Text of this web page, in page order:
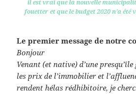
il est vrai que la nouvelle
fouetter et que le budget 2020 n’a été
Le premier message de notre
Bonjour
Venant (et native) d’une
les prix de l’immobilier et
rendent hélas rédhibitoire, je